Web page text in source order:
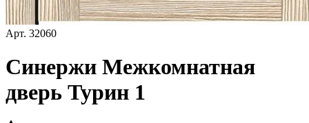
Арт. 32060
Синержи Межкомнатная
дверь Турин 1